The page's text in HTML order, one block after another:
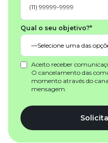
Qual o seu objetivo?*
Aceito receber
O cancelamento das
momento através do
mensagem.